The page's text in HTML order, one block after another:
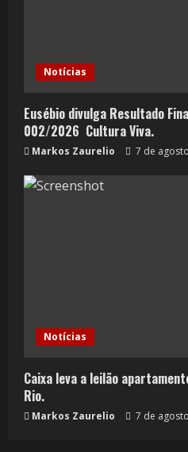
Notícias
Eusébio divulga Resultado
002/2026  Cultura Viva.
Markos Zaurelio 7 de
Notícias
Caixa leva a leilão
Rio.
Markos Zaurelio 7 de